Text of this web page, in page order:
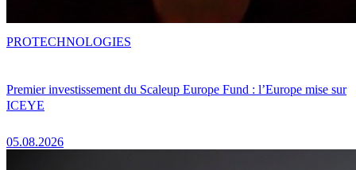
Premier investissement du Scaleup Europe Fund : l’Europe mise sur
ICEYE
05.08.2026
PROTECHNOLOGIES